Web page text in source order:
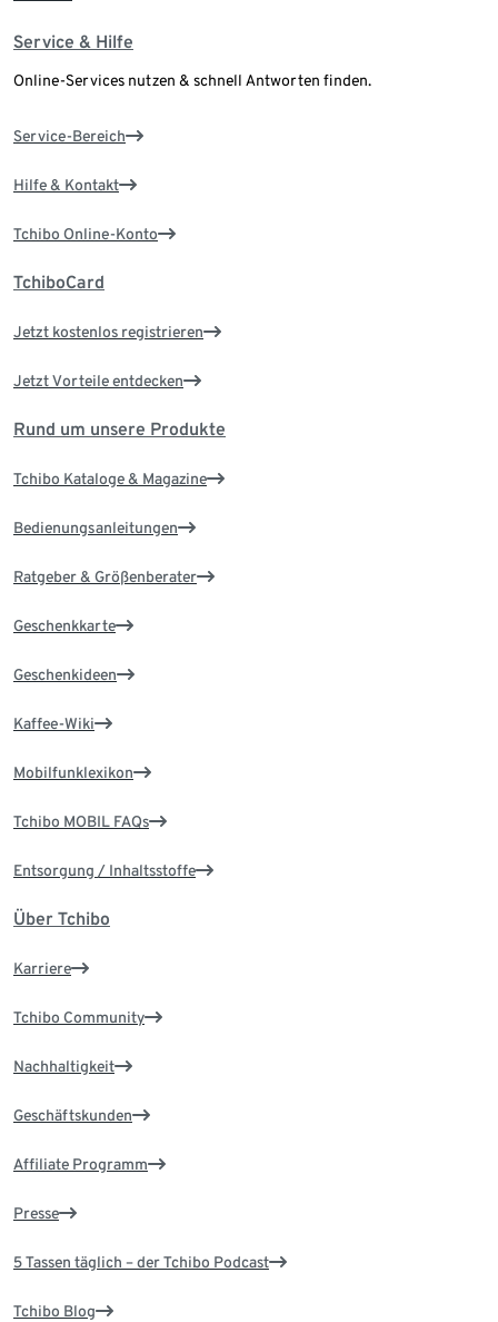
Service & Hilfe
Online-Services nutzen & schnell Antworten finden.
Service-Bereich
Hilfe & Kontakt
Tchibo Online-Konto
TchiboCard
Jetzt kostenlos registrieren
Jetzt Vorteile entdecken
Rund um unsere Produkte
Tchibo Kataloge & Magazine
Bedienungsanleitungen
Ratgeber & Größenberater
Geschenkkarte
Geschenkideen
Kaffee-Wiki
Mobilfunklexikon
Tchibo MOBIL FAQs
Entsorgung / Inhaltsstoffe
Über Tchibo
Karriere
Tchibo Community
Nachhaltigkeit
Geschäftskunden
Affiliate Programm
Presse
5 Tassen täglich – der Tchibo Podcast
Tchibo Blog